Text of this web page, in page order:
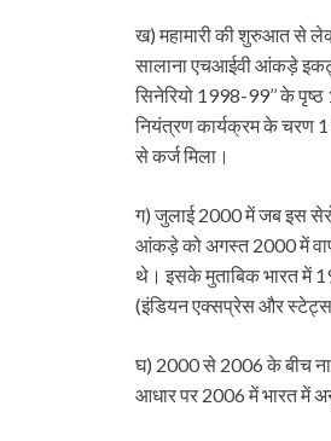
ख) महामारी की शुरुआत से
सालाना एचआईवी आंकड़े
सिनेरियो 1998-99’’ के
नियंत्रण कार्यक्रम के चरण 1
से कर्ज मिला।
ग) जुलाई 2000 में जब इस
आंकड़े को अगस्त 2000 में
थे। इसके मुताबिक भारत में
(इंडियन एक्सप्रेस और
घ) 2000 से 2006 के बीच
आधार पर 2006 में भारत में